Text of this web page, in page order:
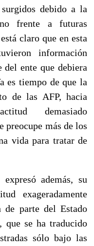
debido a la
frente a futuras
claro que en esta
información
del ente que debiera
es tiempo de que la
de las AFP, hacia
demasiado
preocupe más de los
vida para tratar de
además, su
exageradamente
parte del Estado
que se ha traducido
sólo bajo las